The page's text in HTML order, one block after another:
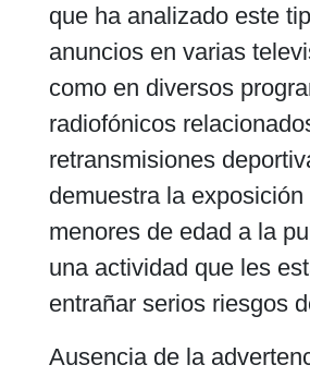
que ha analizado este
anuncios en varias
como en diversos
radiofónicos
retransmisiones
demuestra la exposición
menores de edad a la
una actividad que les
entrañar serios riesgos
Ausencia de la